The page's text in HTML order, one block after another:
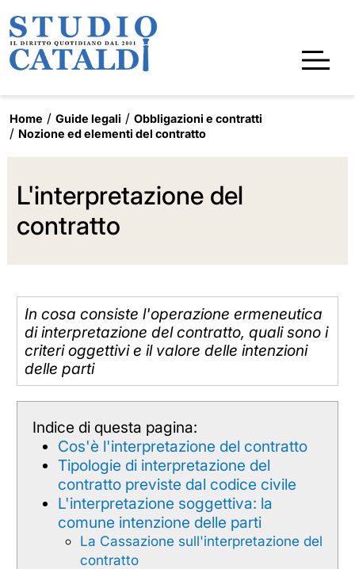
Home Guide legali
Obbligazioni e contratti
Nozione ed elementi del contratto
L'interpretazione del
contratto
In cosa consiste l'operazione ermeneutica
di interpretazione del contratto, quali sono i
criteri oggettivi e il valore delle intenzioni
delle parti
Indice di questa pagina:
Cos'è l'interpretazione del contratto
Tipologie di interpretazione del
contratto previste dal codice civile
L'interpretazione soggettiva: la
comune intenzione delle parti
La Cassazione sull'interpretazione del
contratto